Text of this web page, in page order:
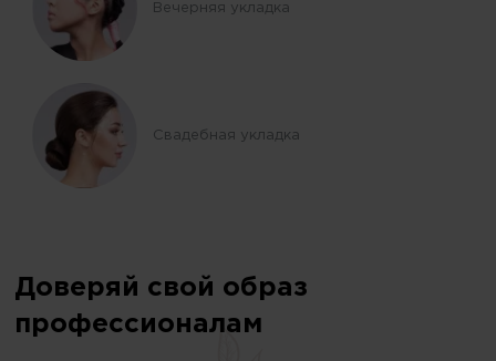
Вечерняя укладка
Свадебная укладка
Доверяй свой образ
профессионалам